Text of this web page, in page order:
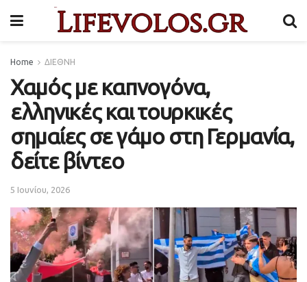
Home ΔΙΕΘΝΗ
Χαμός με καπνογόνα,
ελληνικές και τουρκικές
σημαίες σε γάμο στη Γερμανία,
δείτε βίντεο
5 Ιουνίου, 2026